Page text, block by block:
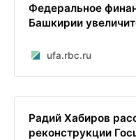
Федеральное
Башкирии
ufa.rbc.ru
Радий Хабиров
реконструкции